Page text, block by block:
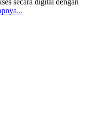
secara digital dengan